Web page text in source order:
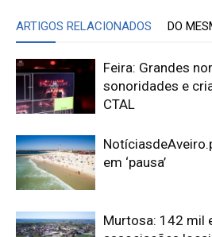
ARTIGOS RELACIONADOS DO
Feira: Grandes
sonoridades e
CTAL
em ‘pausa’
Murtosa: 142 mil